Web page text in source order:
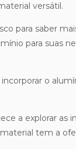
versátil.
para saber
para suas
o
a explorar as
tem a